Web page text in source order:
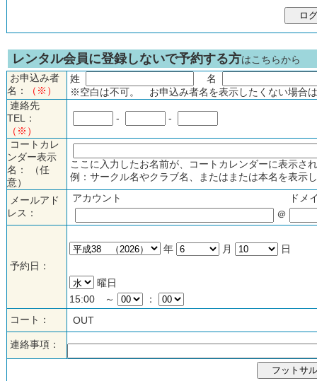
レンタル会員に登録しないで予約する方はこちらから
お申込み者
名：
（※）
姓
名
※空白は不可。 お申込み者名を表示したくない場合
連絡先
TEL：
（※）
- -
コートカレ
ンダー表示
名： （任
意）
ここに入力したお名前が、コートカレンダーに表示
例：サークル名やクラブ名、またはまたは本名を表示
メールアド
レス：
アカウント
ドメ
＠
予約日：
年 月 日
曜日
15:00 ～
：
コート：
OUT
連絡事項：